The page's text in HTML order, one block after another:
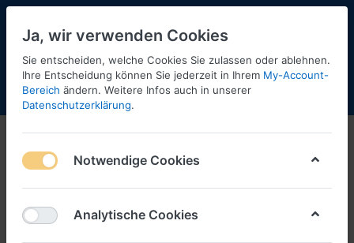
Menü Anmelden Shopaktualisierung
Sondereditionen
1-6 von
Filtern Sortieren
Ja, wir verwenden Cookies
Sie entscheiden, welche Cookies Sie zulassen oder ablehnen.
Ihre Entscheidung können Sie jederzeit in Ihrem My-Account-
Bereich ändern. Weitere Infos auch in unserer
Datenschutzerklärung.
Notwendige Cookies
Analytische Cookies